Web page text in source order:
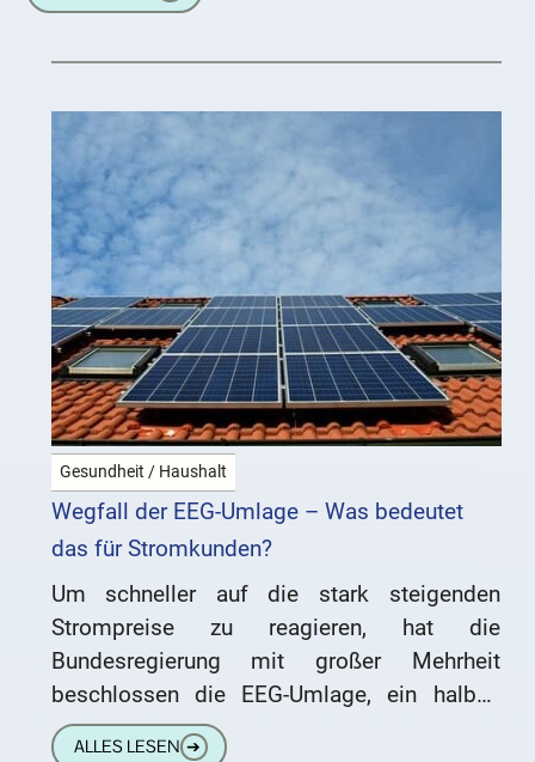
Gesundheit / Haushalt
Wegfall der EEG-Umlage – Was bedeutet
das für Stromkunden?
Um schneller auf die stark steigenden
Strompreise zu reagieren, hat die
Bundesregierung mit großer Mehrheit
beschlossen die EEG-Umlage, ein halbes
Jahr früher als im Koalitionsvertrag geplant,
ALLES LESEN ➔